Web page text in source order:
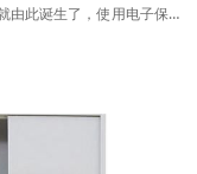
由此诞生了，使用电子保密
件柜生产标准是怎么样的
。一般来说，电子保密柜是
开门的一般内置四块可调节
制造是品质的一种体现。